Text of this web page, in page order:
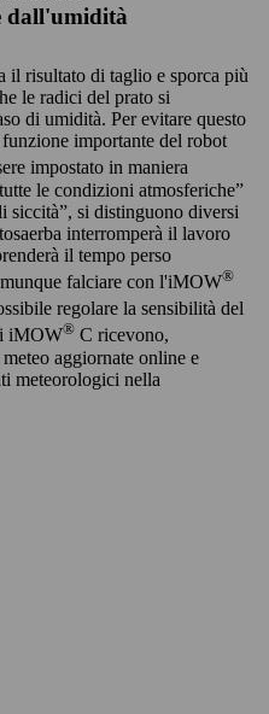
dall'umidità
il risultato di taglio e sporca più
le radici del prato si
di umidità. Per evitare questo
importante del robot
impostato in maniera
le condizioni atmosferiche”
siccità”, si distinguono diversi
interromperà il lavoro
il tempo perso
falciare con l'iMOW®
regolare la sensibilità del
iMOW® C ricevono,
aggiornate online e
meteorologici nella